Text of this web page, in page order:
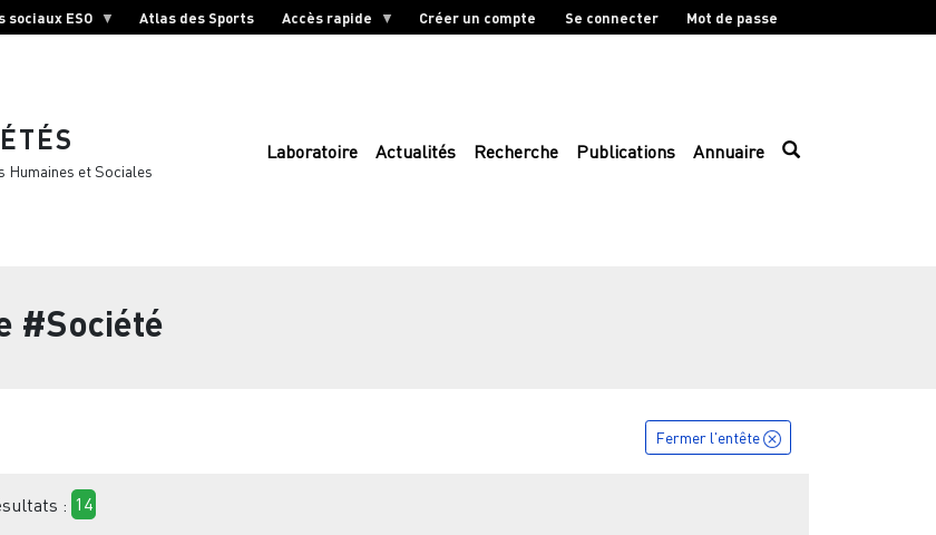
sociaux ESO Atlas des Sports Accès rapide Créer un compte Se connecter Mot de passe
Humaines et Sociales
Laboratoire Actualités Recherche Publications Annuaire
#Société
Fermer l'entête
: 14